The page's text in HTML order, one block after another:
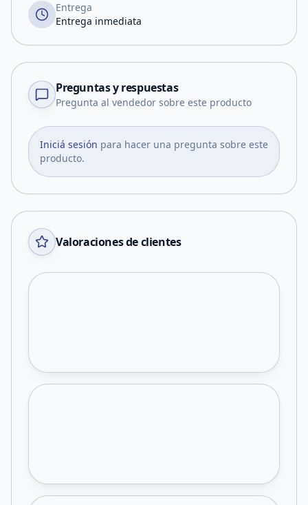
Entrega
Entrega inmediata
Preguntas y respuestas
Pregunta al vendedor sobre este producto
Iniciá sesión para hacer una pregunta sobre este
producto.
Valoraciones de clientes